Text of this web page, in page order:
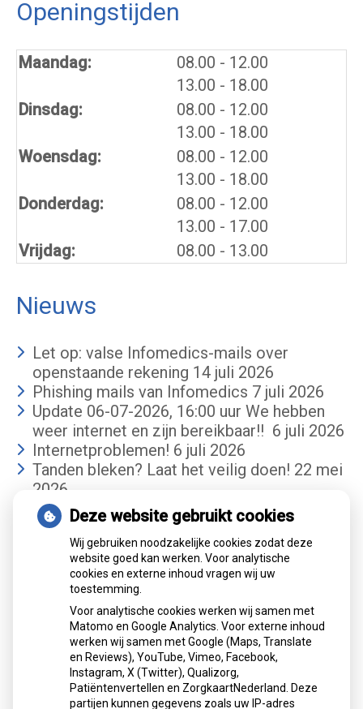
Openingstijden
Maandag: 08.00 tot
- 12.00
13.00 tot
- 18.00
Dinsdag:
08.00 tot
- 12.00
13.00 tot
- 18.00
Woensdag:
08.00 tot
- 12.00
13.00 tot
- 18.00
Donderdag:
08.00 tot
- 12.00
13.00 tot
- 17.00
Vrijdag:
08.00 - 13.00
Nieuws
Let op: valse Infomedics-mails over
openstaande rekening 14 juli 2026
Phishing mails van Infomedics 7 juli 2026
Update 06-07-2026, 16:00 uur We hebben
weer internet en zijn bereikbaar!! 6 juli 2026
Internetproblemen! 6 juli 2026
Tanden bleken? Laat het veilig doen! 22 mei
2026
Gemiddelde cijfer
Mondzorgcentrumis gewaardeerd op
ZorgkaartNederland.
Bekijk alle waarderingen
Deze website gebruikt cookies
Wij gebruiken noodzakelijke cookies zodat deze
website goed kan werken. Voor analytische
cookies en externe inhoud vragen wij uw
toestemming.
Voor analytische cookies werken wij samen met
Matomo en Google Analytics. Voor externe inhoud
werken wij samen met Google (Maps, Translate
en Reviews), YouTube, Vimeo, Facebook,
Instagram, X (Twitter), Qualizorg,
Patiëntenvertellen en ZorgkaartNederland. Deze
partijen kunnen gegevens zoals uw IP-adres